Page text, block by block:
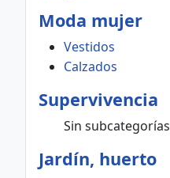
Moda mujer
Vestidos
Calzados
Supervivencia
Sin subcategorías
Jardín, huerto